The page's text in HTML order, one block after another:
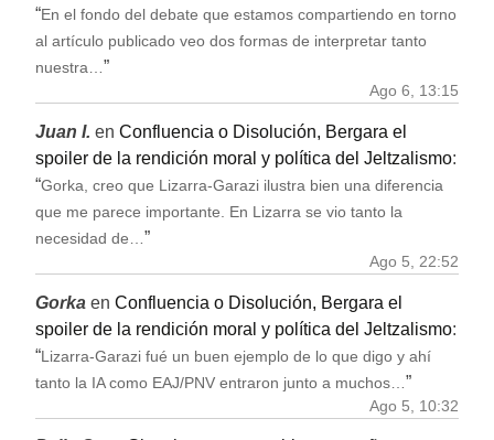
“En el fondo del debate que estamos compartiendo en torno
al artículo publicado veo dos formas de interpretar tanto
nuestra… ”
Ago 6, 13:15
Juan I. en Confluencia o Disolución, Bergara el
spoiler de la rendición moral y política del Jeltzalismo:
“Gorka, creo que Lizarra-Garazi ilustra bien una diferencia
que me parece importante. En Lizarra se vio tanto la
necesidad de… ”
Ago 5, 22:52
Gorka en Confluencia o Disolución, Bergara el
spoiler de la rendición moral y política del Jeltzalismo:
“Lizarra-Garazi fué un buen ejemplo de lo que digo y ahí
tanto la IA como EAJ/PNV entraron junto a muchos… ”
Ago 5, 10:32